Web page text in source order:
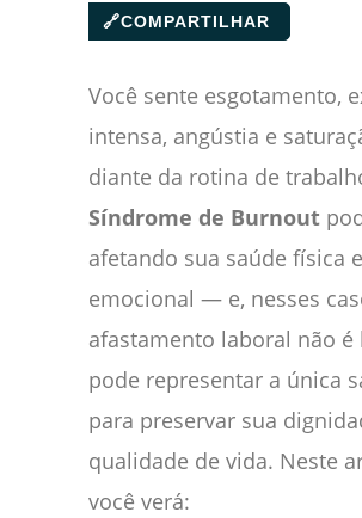
🔗COMPARTILHAR
Você sente esgotamento,
intensa, angústia e
diante da rotina de
Síndrome de Burnout
afetando sua saúde física e
emocional — e, nesses
afastamento laboral não é
pode representar a única
para preservar sua
qualidade de vida. Neste
você verá: